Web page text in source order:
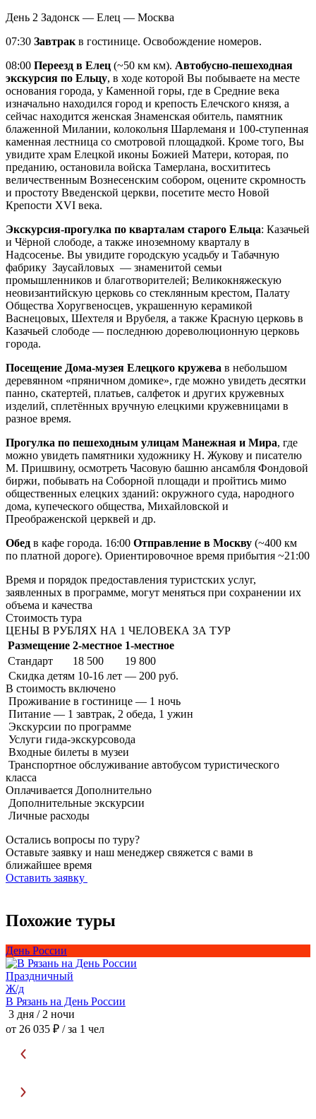
День 2 Задонск — Елец — Москва
07:30 Завтрак в гостинице. Освобождение номеров.
08:00 Переезд в Елец (~50 км км). Автобусно-пешеходная
экскурсия по Ельцу, в ходе которой Вы побываете на месте
основания города, у Каменной горы, где в Средние века
изначально находился город и крепость Елечского князя, а
сейчас находится женская Знаменская обитель, памятник
блаженной Милании, колокольня Шарлеманя и 100-ступенная
каменная лестница со смотровой площадкой. Кроме того, Вы
увидите храм Елецкой иконы Божией Матери, которая, по
преданию, остановила войска Тамерлана, восхититесь
величественным Вознесенским собором, оцените скромность
и простоту Введенской церкви, посетите место Новой
Крепости XVI века.
Экскурсия-прогулка по кварталам старого Ельца: Казачьей
и Чёрной слободе, а также иноземному кварталу в
Надсосенье. Вы увидите городскую усадьбу и Табачную
фабрику Заусайловых — знаменитой семьи
промышленников и благотворителей; Великокняжескую
неовизантийскую церковь со стеклянным крестом, Палату
Общества Хоругвеносцев, украшенную керамикой
Васнецовых, Шехтеля и Врубеля, а также Красную церковь в
Казачьей слободе — последнюю дореволюционную церковь
города.
Посещение Дома-музея Елецкого кружева в небольшом
деревянном «пряничном домике», где можно увидеть десятки
панно, скатертей, платьев, салфеток и других кружевных
изделий, сплетённых вручную елецкими кружевницами в
разное время.
Прогулка по пешеходным улицам Манежная и Мира, где
можно увидеть памятники художнику Н. Жукову и писателю
М. Пришвину, осмотреть Часовую башню ансамбля Фондовой
биржи, побывать на Соборной площади и пройтись мимо
общественных елецких зданий: окружного суда, народного
дома, купеческого общества, Михайловской и
Преображенской церквей и др.
Обед в кафе города. 16:00 Отправление в Москву (~400 км
по платной дороге). Ориентировочное время прибытия ~21:00
Время и порядок предоставления туристских услуг,
заявленных в программе, могут меняться при сохранении их
объема и качества
Стоимость тура
ЦЕНЫ В РУБЛЯХ НА 1 ЧЕЛОВЕКА ЗА ТУР
Размещение 2-местное 1-местное
Стандарт
18 500
19 800
Скидка детям 10-16 лет — 200 руб.
В стоимость включено
Проживание в гостинице — 1 ночь
Питание — 1 завтрак, 2 обеда, 1 ужин
Экскурсии по программе
Услуги гида-экскурсовода
Входные билеты в музеи
Транспортное обслуживание автобусом туристического
класса
Оплачивается Дополнительно
Дополнительные экскурсии
Личные расходы
Остались вопросы по туру?
Оставьте заявку и наш менеджер свяжется с вами в
ближайшее время
Оставить заявку
Похожие туры
День России
Праздничный
Ж/д
В Рязань на День России
3 дня / 2 ночи
от 26 035 ₽ / за 1 чел